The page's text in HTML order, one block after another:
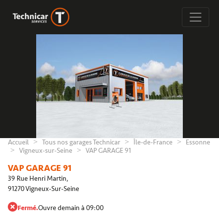
Accueil Tous nos garages Technicar Île-de-France
Essonne
Vigneux-sur-Seine
VAP GARAGE 91
VAP GARAGE 91
39 Rue Henri Martin,
91270 Vigneux-Sur-Seine
Fermé.Ouvre demain à 09:00